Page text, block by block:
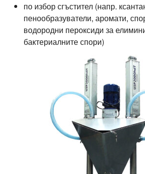
по избор сгъстител (напр.
пенообразуватели, аромати,
водородни пероксиди за
бактериалните спори)